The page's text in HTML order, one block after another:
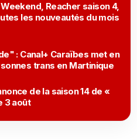
Reacher saison 4,
les nouveautés du mois
: Canal+ Caraïbes met en
trans en Martinique
de la saison 14 de «
3 août